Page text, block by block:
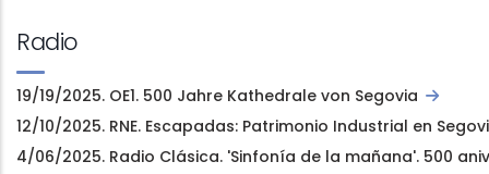
Radio
19/19/2025. OE1. 500 Jahre Kathedrale von Segovia
12/10/2025. RNE. Escapadas: Patrimonio Industrial en
4/06/2025. Radio Clásica. 'Sinfonía de la mañana'. 500